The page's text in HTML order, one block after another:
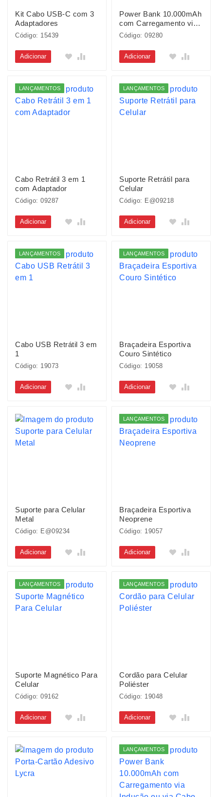
Kit Cabo USB-C com 3
Adaptadores
Código: 15439
Adicionar
Power Bank 10.000mAh
com Carregamento via
Indução
Código: 09280
Adicionar
LANÇAMENTOS
Cabo Retrátil 3 em 1
com Adaptador
Código: 09287
Adicionar
LANÇAMENTOS
Suporte Retrátil para
Celular
Código: E@09218
Adicionar
LANÇAMENTOS
Cabo USB Retrátil 3 em
1
Código: 19073
Adicionar
LANÇAMENTOS
Braçadeira Esportiva
Couro Sintético
Código: 19058
Adicionar
Suporte para Celular
Metal
Código: E@09234
Adicionar
LANÇAMENTOS
Braçadeira Esportiva
Neoprene
Código: 19057
Adicionar
LANÇAMENTOS
Suporte Magnético Para
Celular
Código: 09162
Adicionar
LANÇAMENTOS
Cordão para Celular
Poliéster
Código: 19048
Adicionar
LANÇAMENTOS